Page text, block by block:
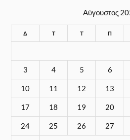
Αύγουστος
Δ Τ Τ Π
3 4 5 6
10 11 12 13
17 18 19 20
24 25 26 27